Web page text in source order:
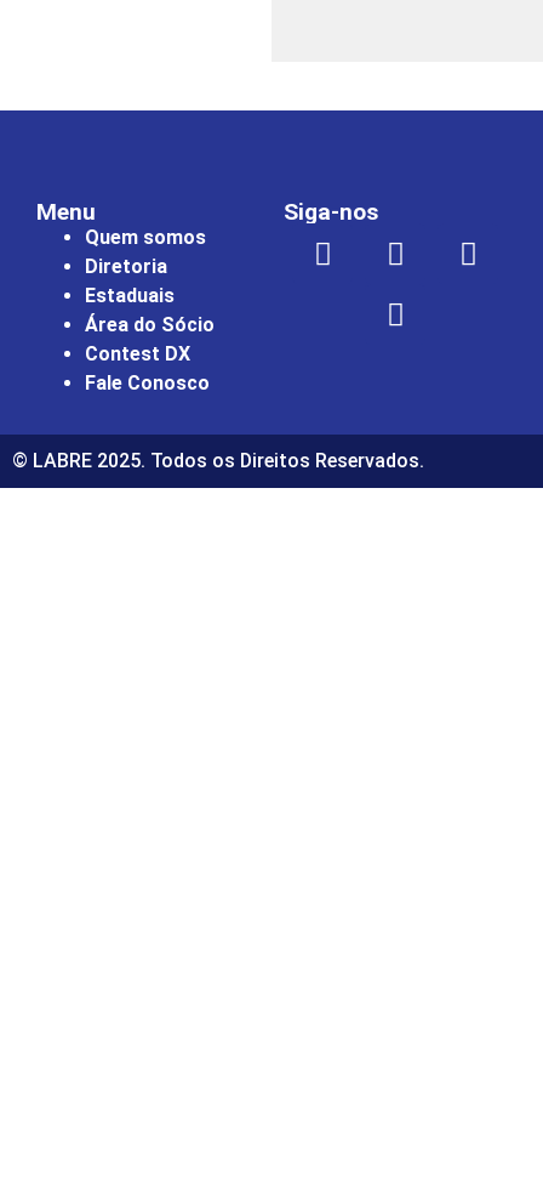
Menu
Quem somos
Diretoria
Estaduais
Área do Sócio
Contest DX
Fale Conosco
Siga-nos
© LABRE 2025. Todos os Direitos Reservados.